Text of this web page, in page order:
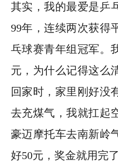
其实，我的最爱是乒
99年，连续两次获得
乓球赛青年组冠军。
元，为什么记得这么
回家时，家里刚好没
去充煤气，我就扛起
豪迈摩托车去南新岭
好50元，奖金就用完了